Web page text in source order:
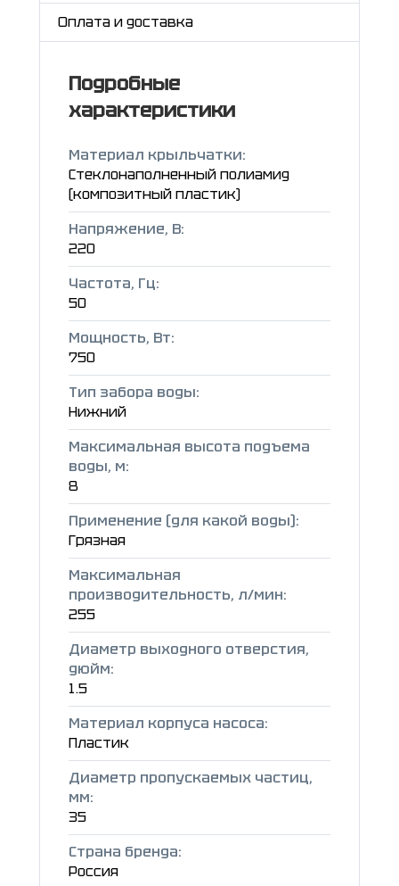
Оплата и доставка
Подробные
характеристики
Материал крыльчатки:
Стеклонаполненный полиамид
(композитный пластик)
Напряжение, В:
220
Частота, Гц:
50
Мощность, Вт:
750
Тип забора воды:
Нижний
Максимальная высота подъема
воды, м:
8
Применение (для какой воды):
Грязная
Максимальная
производительность, л/мин:
255
Диаметр выходного отверстия,
дюйм:
1.5
Материал корпуса насоса:
Пластик
Диаметр пропускаемых частиц,
мм:
35
Страна бренда:
Россия